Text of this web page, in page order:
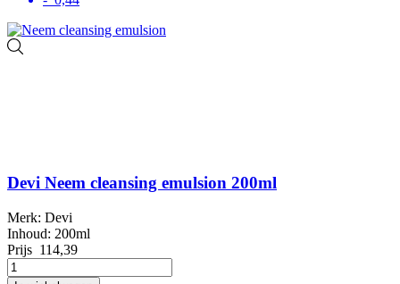
Devi Neem cleansing emulsion 200ml
Merk: Devi
Inhoud: 200ml
Prijs 114,39